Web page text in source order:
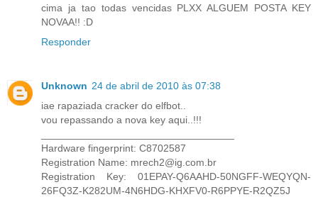
cima ja tao todas vencidas PLXX ALGUEM POSTA KEY
NOVAA!! :D
Responder
Unknown 24 de abril de 2010 às 07:38
iae rapaziada cracker do elfbot..
vou repassando a nova key aqui..!!!
Hardware fingerprint: C8702587
Registration Name: mrech2@ig.com.br
Registration Key: 01EPAY-Q6AAHD-50NGFF-WEQYQN-
26FQ3Z-K282UM-4N6HDG-KHXFV0-R6PPYE-R2QZ5J